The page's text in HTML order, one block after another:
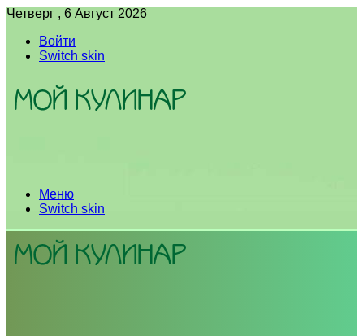
Четверг , 6 Август 2026
Войти
Switch skin
Меню
Switch skin